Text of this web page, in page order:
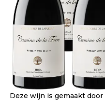
Deze wijn is gemaakt door